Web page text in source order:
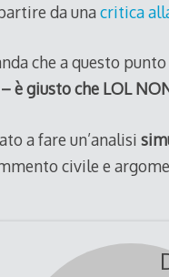
da unacritica
che a questo
è giusto che LOL
a fare un’analisi
civile e